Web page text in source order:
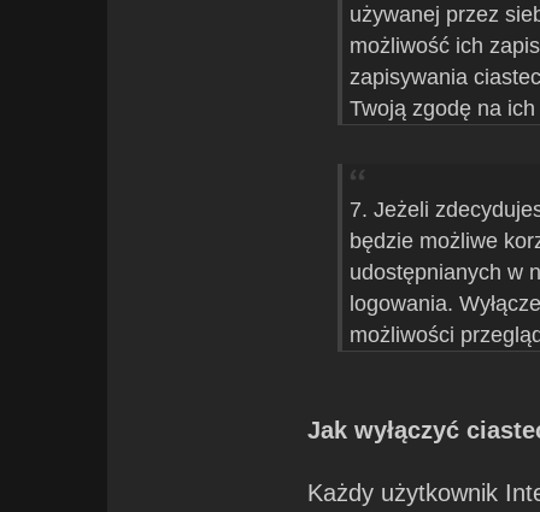
używanej przez
możliwość ich
zapisywania
Twoją zgodę na
7. Jeżeli
będzie możliwe
udostępnianych w
logowania.
możliwości
Jak wyłączyć
Każdy użytkownik